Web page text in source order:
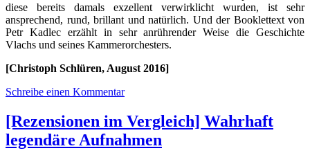
diese bereits damals exzellent verwirklicht wurden, ist sehr
ansprechend, rund, brillant und natürlich. Und der Booklettext von
Petr Kadlec erzählt in sehr anrührender Weise die Geschichte
Vlachs und seines Kammerorchesters.
[Christoph Schlüren, August 2016]
Schreibe einen Kommentar
[Rezensionen im Vergleich] Wahrhaft
legendäre Aufnahmen